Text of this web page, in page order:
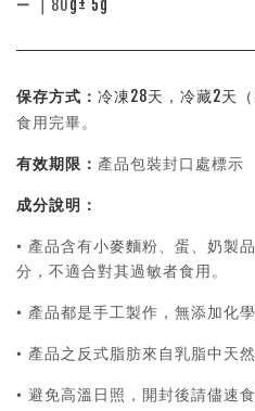
— ｜ 80g± 5g
保存方式： 冷凍28天，冷藏2天
食用完畢。
有效期限： 產品包裝封口處標示
成分說明：
• 產品含有小麥麵粉、蛋、奶製
分，不適合對其過敏者食用。
• 產品都是手工製作，無添加化學
• 產品之反式脂肪來自乳脂中天
• 避免高溫日照，開封後請儘速食